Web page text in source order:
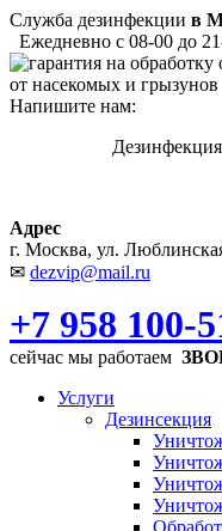
Служба дезинфекции в
Ежедневно с 08-00 до
от насекомых и грызунов
Напишите нам:
Адрес
г. Москва, ул.
✉ dezvip@mail.ru
+7 958 100-
сейчас мы работаем
Услуги
Дезинсекция